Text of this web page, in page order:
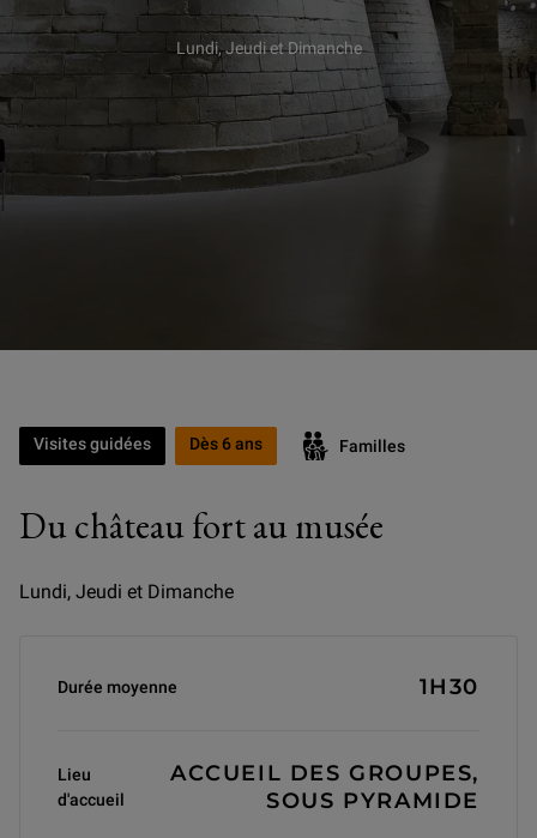
Lundi, Jeudi et Dimanche
Du château fort au musée
Visites guidées Dès 6 ans Familles
Lundi, Jeudi et Dimanche
Durée moyenne
1H30
Lieu
d'accueil
ACCUEIL DES GROUPES,
SOUS PYRAMIDE